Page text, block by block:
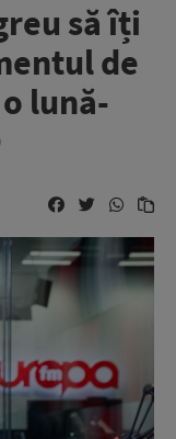
să îți
de
lună-